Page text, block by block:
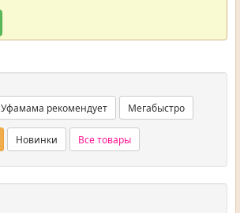
Уфамама рекомендует Мегабыстро
Новинки Все товары